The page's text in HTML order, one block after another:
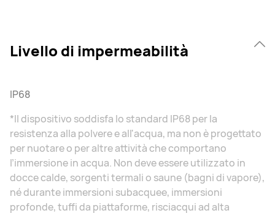
Livello di impermeabilità
IP68
*Il dispositivo soddisfa lo standard IP68 per la
resistenza alla polvere e all'acqua, ma non è progettato
per nuotare o per altre attività che comportano
l’immersione in acqua. Non deve essere utilizzato in
docce calde, sorgenti termali o saune (bagni di vapore),
né durante immersioni subacquee, immersioni
profonde, tuffi da piattaforme, risciacqui ad alta